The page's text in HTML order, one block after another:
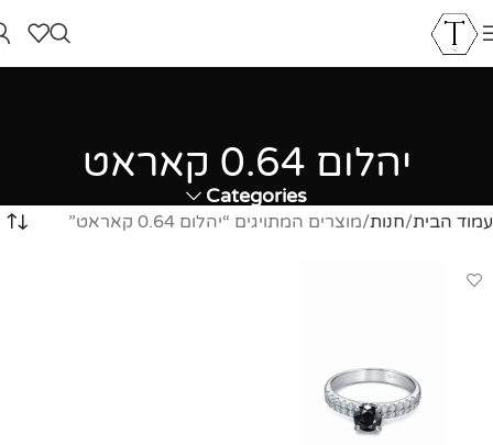
יהלום 0.64 קאראט
Categories
עמוד הבית חנות מוצרים המתויגים “יהלום 0.64 קאראט”